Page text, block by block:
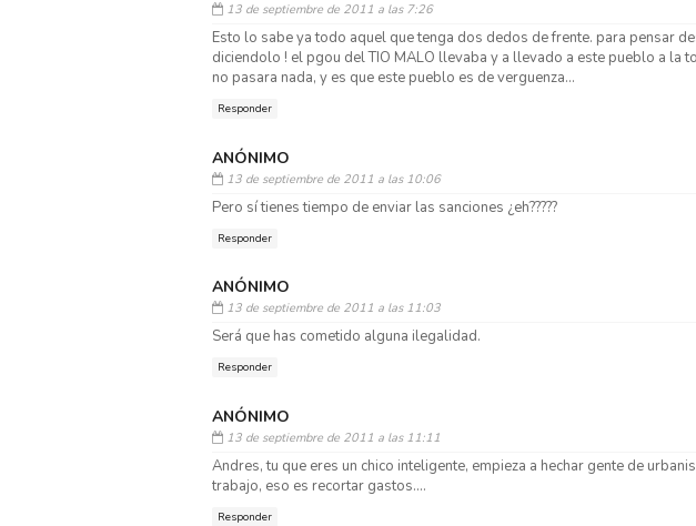
13 de septiembre de 2011 a las 7:26
Esto lo sabe ya todo aquel que tenga dos dedos de frente. para pensar
diciendolo ! el pgou del TIO MALO llevaba y a llevado a este pueblo a la
no pasara nada, y es que este pueblo es de verguenza...
Responder
ANÓNIMO
13 de septiembre de 2011 a las 10:06
Pero sí tienes tiempo de enviar las sanciones ¿eh?????
Responder
ANÓNIMO
13 de septiembre de 2011 a las 11:03
Será que has cometido alguna ilegalidad.
Responder
ANÓNIMO
13 de septiembre de 2011 a las 11:11
Andres, tu que eres un chico inteligente, empieza a hechar gente de
trabajo, eso es recortar gastos....
Responder